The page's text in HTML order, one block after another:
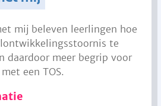
mij beleven leerlingen hoe
te
daardoor meer begrip voor
een TOS.